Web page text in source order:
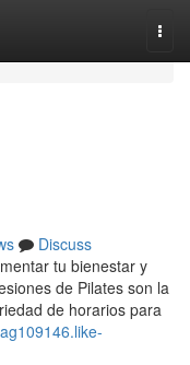
Discuss
tu bienestar y
de Pilates son la
de horarios para